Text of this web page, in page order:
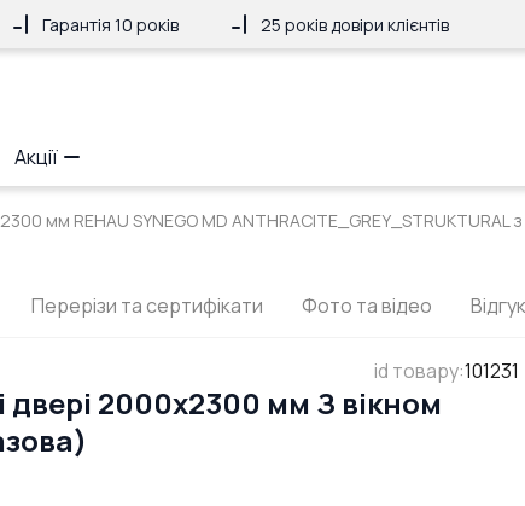
Гарантія 10 років 25 років довіри клієнтів
Акції
мм REHAU SYNEGO MD ANTHRACITE_GREY_STRUKTURAL
Перерізи та сертифікати Фото та відео
id товару:101231
2000x2300 мм З вікном